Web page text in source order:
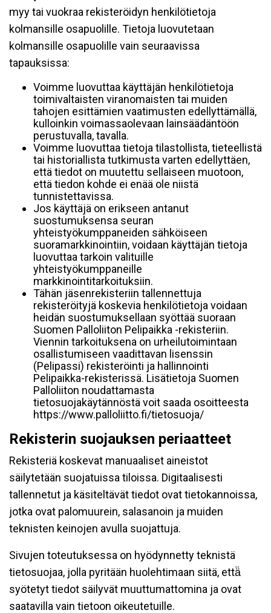
myy tai vuokraa rekisteröidyn henkilötietoja
kolmansille osapuolille. Tietoja luovutetaan
kolmansille osapuolille vain seuraavissa
tapauksissa:
Voimme luovuttaa käyttäjän henkilötietoja
toimivaltaisten viranomaisten tai muiden
tahojen esittämien vaatimusten edellyttämällä,
kulloinkin voimassaolevaan lainsäädäntöön
perustuvalla, tavalla.
Voimme luovuttaa tietoja tilastollista, tieteellistä
tai historiallista tutkimusta varten edellyttäen,
että tiedot on muutettu sellaiseen muotoon,
että tiedon kohde ei enää ole niistä
tunnistettavissa.
Jos käyttäjä on erikseen antanut
suostumuksensa seuran
yhteistyökumppaneiden sähköiseen
suoramarkkinointiin, voidaan käyttäjän tietoja
luovuttaa tarkoin valituille
yhteistyökumppaneille
markkinointitarkoituksiin.
Tähän jäsenrekisteriin tallennettuja
rekisteröityjä koskevia henkilötietoja voidaan
heidän suostumuksellaan syöttää suoraan
Suomen Palloliiton Pelipaikka -rekisteriin.
Viennin tarkoituksena on urheilutoimintaan
osallistumiseen vaadittavan lisenssin
(Pelipassi) rekisteröinti ja hallinnointi
Pelipaikka-rekisterissä. Lisätietoja Suomen
Palloliiton noudattamasta
tietosuojakäytännöstä voit saada osoitteesta
https://www.palloliitto.fi/tietosuoja/
Rekisterin suojauksen periaatteet
Rekisteriä koskevat manuaaliset aineistot
säilytetään suojatuissa tiloissa. Digitaalisesti
tallennetut ja käsiteltävät tiedot ovat tietokannoissa,
jotka ovat palomuurein, salasanoin ja muiden
teknisten keinojen avulla suojattuja.
Sivujen toteutuksessa on hyödynnetty teknistä
tietosuojaa, jolla pyritään huolehtimaan siitä, että̈
syötetyt tiedot säilyvät muuttumattomina ja ovat
saatavilla vain tietoon oikeutetuille.